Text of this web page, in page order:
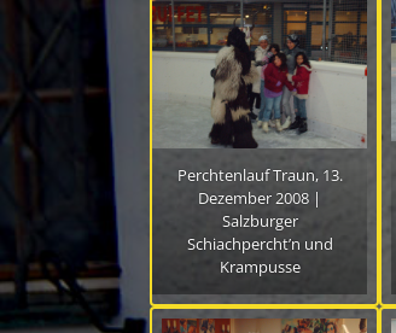
Perchtenlauf Traun, 13.
Dezember 2008 |
Salzburger
Schiachpercht’n und
Krampusse